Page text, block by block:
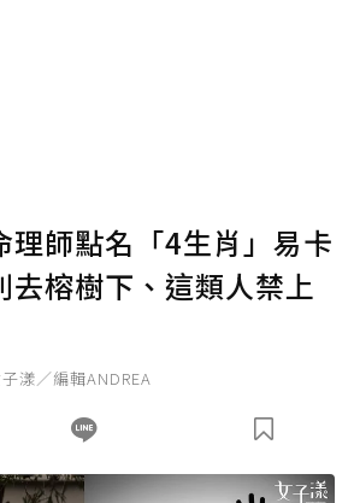
理師點名「4生肖」易卡
去榕樹下、這類人禁上
漾／編輯ANDREA